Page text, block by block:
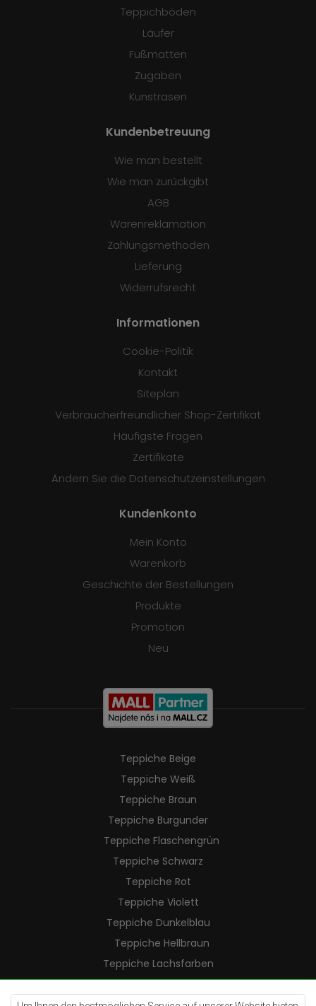
Teppichböden
Läufer
Fußmatten
Zugaben
Kunstrasen
Kundenbetreuung
Wie man bestellt
Wie man zurückgibt
AGB
Warenreklamation
Zahlungsmethoden
Lieferung
Widerrufsrecht
Informationen
Cookie-Politik
Kontakt
Siteplan
Verbraucherfreundlicher Shop-Zertifikat
Häufigste Fragen
Zertifikate
Ändern Sie die Datenschutzeinstellungen
Kundenkonto
Mein Konto
Warenkorb
Geschichte der Bestellungen
Produkte
Promotion
Neu
Teppiche Beige
Teppiche Weiß
Teppiche Braun
Teppiche Burgunder
Teppiche Flaschengrün
Teppiche Schwarz
Teppiche Rot
Teppiche Violett
Teppiche Dunkelblau
Teppiche Hellbraun
Teppiche Lachsfarben
Teppiche Cremefarben